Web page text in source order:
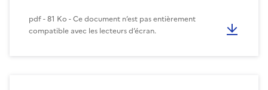
pdf - 81 Ko - Ce document n’est pas entièrement
compatible avec les lecteurs d’écran.